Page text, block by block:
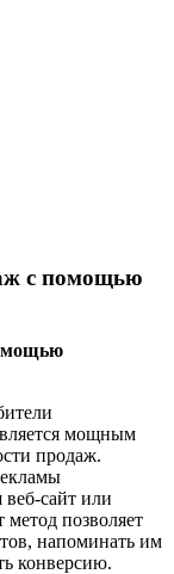
с помощью
мощным
продаж.
сайт или
позволяет
напоминать им
конверсию.